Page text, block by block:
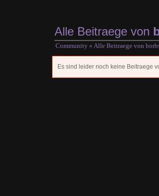
Alle Beitraege von
Community» Alle Beitraege von
Es sind leider noch keine Beitraege